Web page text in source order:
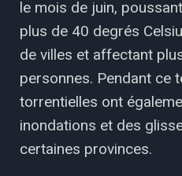
le mois de juin,
plus de 40 degrés
de villes et affectant
personnes. Pendant ce
torrentielles ont
inondations et des
certaines provinces.